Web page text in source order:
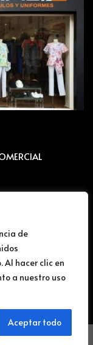
de
hacer clic en
a nuestro uso
Aceptar todo